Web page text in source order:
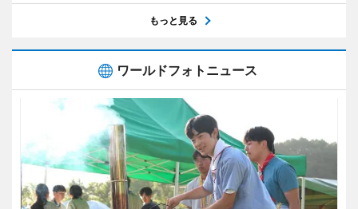
もっと見る
ワールドフォトニュース